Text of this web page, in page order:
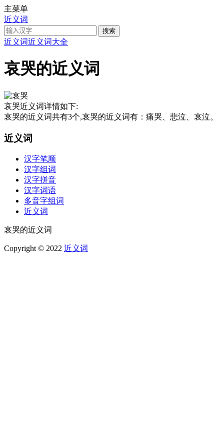
主菜单
近义词
近义词近义词大全
哀哭的近义词
哀哭近义词详情如下:
哀哭的近义词共有3个,哀哭的近义词有：痛哭、悲泣、哀泣。
近义词
汉字笔顺
汉字组词
汉字拼音
汉字词语
多音字组词
近义词
哀哭的近义词
Copyright © 2022 近义词